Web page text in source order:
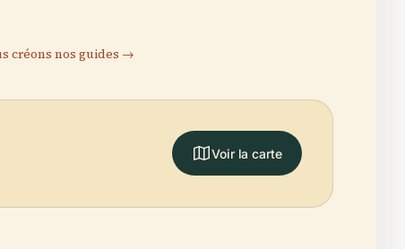
créons nos guides →
Voir la carte